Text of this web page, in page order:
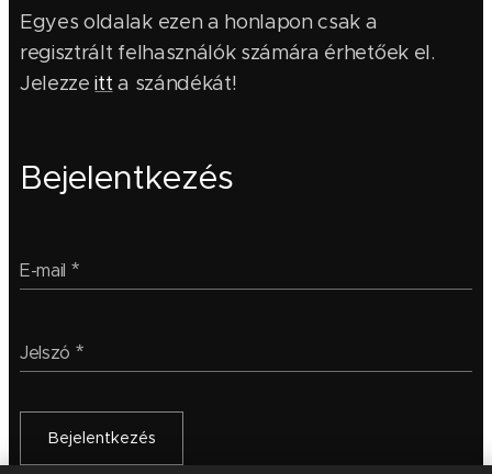
Egyes oldalak ezen a honlapon csak a
regisztrált felhasználók számára érhetőek el.
Jelezzeitta szándékát!
Bejelentkezés
E-mail
Jelszó
Bejelentkezés